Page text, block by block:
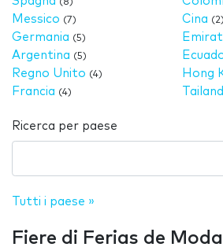
Messico (7)
Germania (5)
Argentina (5)
Regno Unito (4)
Francia (4)
Cina (2)
Hong
Ricerca per paese
Tutti i paese »
Fiere di Ferias de